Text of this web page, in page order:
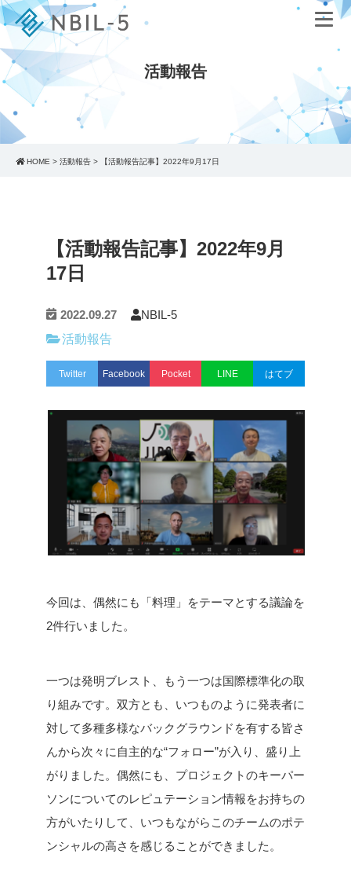
活動報告
HOME > 活動報告 > 【活動報告記事】2022年9月17日
【活動報告記事】2022年9月
17日
2022.09.27
NBIL-5
活動報告
Twitter Facebook Pocket LINE はてブ
今回は、偶然にも「料理」をテーマとする議論を
2件行いました。
一つは発明ブレスト、もう一つは国際標準化の取
り組みです。双方とも、いつものように発表者に
対して多種多様なバックグラウンドを有する皆さ
んから次々に自主的な“フォロー”が入り、盛り上
がりました。 偶然にも、プロジェクトのキーパー
ソンについてのレピュテーション情報をお持ちの
方がいたりして、いつもながらこのチームのポテ
ンシャルの高さを感じることができました。